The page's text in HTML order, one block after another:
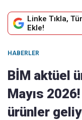
Linke Tıkla,
Ekle!
HABERLER
BİM aktüel
Mayıs
ürünler